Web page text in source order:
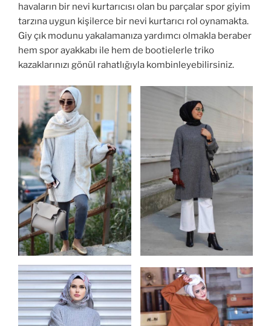
havaların bir nevi kurtarıcısı olan bu parçalar spor giyim
tarzına uygun kişilerce bir nevi kurtarıcı rol oynamakta.
Giy çık modunu yakalamanıza yardımcı olmakla beraber
hem spor ayakkabı ile hem de bootielerle triko
kazaklarınızı gönül rahatlığıyla kombinleyebilirsiniz.